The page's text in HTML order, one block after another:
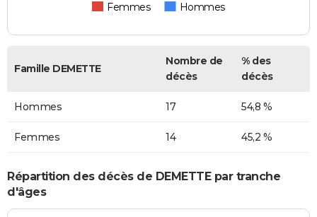
Femmes Hommes
Famille DEMETTE
Nombre de
décès
% des
décès
Hommes 17 54,8 %
Femmes 14 45,2 %
Répartition des décès de DEMETTE par tranche
d'âges